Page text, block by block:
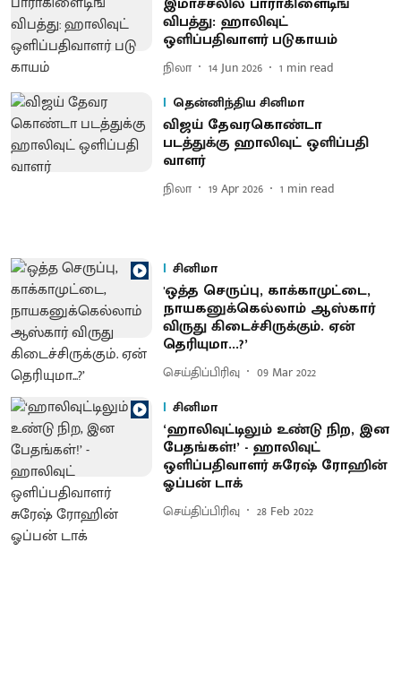
விபத்து: ஹாலிவுட்
ஒளிப்பதிவாளர் படு​கா​யம்
நிலா 14 Jun 2026 1 min read
தென்னிந்திய சினிமா
விஜய் தேவர​கொண்டா
படத்துக்கு ஹாலிவுட் ஒளிப்பதி​
வாளர்
நிலா 19 Apr 2026 1 min read
சினிமா
'ஒத்த செருப்பு, காக்காமுட்டை,
நாயகனுக்கெல்லாம் ஆஸ்கார்
விருது கிடைச்சிருக்கும். ஏன்
தெரியுமா...?’
செய்திப்பிரிவு
09 Mar 2022
சினிமா
‘ஹாலிவுட்டிலும் உண்டு நிற, இன
பேதங்கள்!’ - ஹாலிவுட்
ஒளிப்பதிவாளர் சுரேஷ் ரோஹின்
ஓப்பன் டாக்
செய்திப்பிரிவு 28 Feb 2022